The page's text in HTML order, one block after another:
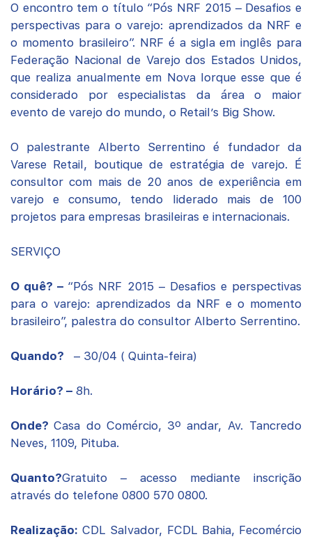
O encontro tem o título “Pós NRF 2015 – Desafios e
perspectivas para o varejo: aprendizados da NRF e
o momento brasileiro”. NRF é a sigla em inglês para
Federação Nacional de Varejo dos Estados Unidos,
que realiza anualmente em Nova Iorque esse que é
considerado por especialistas da área o maior
evento de varejo do mundo, o Retail’s Big Show.
O palestrante Alberto Serrentino é fundador da
Varese Retail, boutique de estratégia de varejo. É
consultor com mais de 20 anos de experiência em
varejo e consumo, tendo liderado mais de 100
projetos para empresas brasileiras e internacionais.
SERVIÇO
O quê? – “Pós NRF 2015 – Desafios e perspectivas
para o varejo: aprendizados da NRF e o momento
brasileiro”, palestra do consultor Alberto Serrentino.
Quando? – 30/04 ( Quinta-feira)
Horário? – 8h.
Onde?Casa do Comércio, 3º andar, Av. Tancredo
Neves, 1109, Pituba.
Quanto?Gratuito – acesso mediante inscrição
através do telefone 0800 570 0800.
Realização: CDL Salvador, FCDL Bahia, Fecomércio